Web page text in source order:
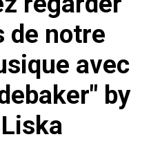
de notre
avec
by